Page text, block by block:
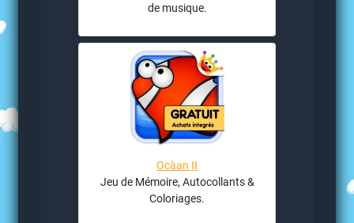
de musique.
Ocàan II
Jeu de Mémoire, Autocollants &
Coloriages.